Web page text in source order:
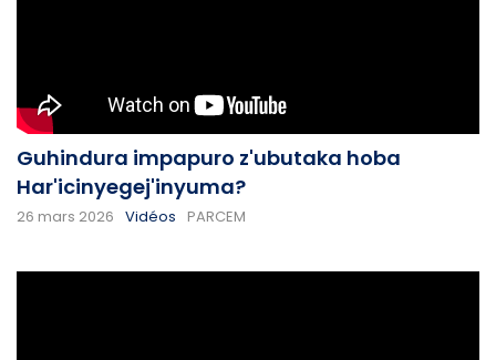
Guhindura impapuro z'ubutaka hoba
Har'icinyegej'inyuma?
26 mars 2026 Vidéos PARCEM